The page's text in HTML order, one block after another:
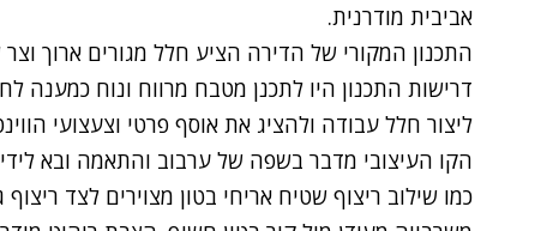
אביבית מודרנית.
התכנון המקורי של הדירה הציע חלל מגורים ארוך
דרישות התכנון היו לתכנן מטבח מרווח ונוח כמענה
ליצור חלל עבודה ולהציג את אוסף פרטי וצעצועי
הקו העיצובי מדבר בשפה של ערבוב והתאמה ובא לידי
כמו שילוב ריצוף שטיח אריחי בטון מצוירים לצד ריצוף